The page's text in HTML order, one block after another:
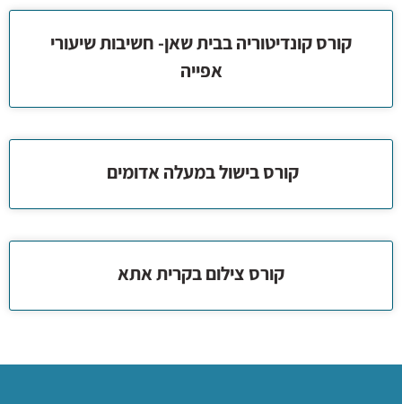
קורס קונדיטוריה בבית שאן- חשיבות שיעורי
אפייה
קורס בישול במעלה אדומים
קורס צילום בקרית אתא